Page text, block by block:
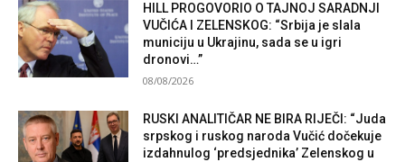
HILL PROGOVORIO O TAJNOJ SARADNJI
VUČIĆA I ZELENSKOG: “Srbija je slala
municiju u Ukrajinu, sada se u igri
dronovi…”
08/08/2026
RUSKI ANALITIČAR NE BIRA RIJEČI: “Juda
srpskog i ruskog naroda Vučić dočekuje
izdahnulog ‘predsjednika’ Zelenskog u